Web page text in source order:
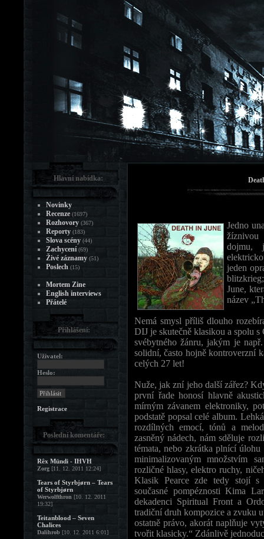
Jedno
žíznivou
dojmu,
jeden
June,
název
Nemá smysl příliš dlouho
DIJ je skutečně klasikou a spolu
svébytného žánru, jakým je
solidní, často hojně kontroverzní
celých 27 let!
Nuže, jak zní jeho další zářez?
první řade honosí hlavně
mírným závanem elektroniky,
podstatě popsal celé album.
rozdílných emocí, tónů a
zasněný nádech, nám sděluje
témata, nebo zkrátka plnící
minimalizovaným množstvím
rozličné hlasy, elektro ruchy,
Klasik Pearce zde tedy stojí s
současné pompéznosti Kima
dekadenci Spiritual Front a
tradiční druh kompozice a zvuku
ostatně právo, akorát naplňuje
tvořit klasicky.“ Zdánlivě
Hlavní nabídka:
Novinky
Recenze (1697)
Rozhovory (367)
Reporty (183)
Slova scény (44)
Zachycení (69)
Živé záznamy (51)
Poslech (15)
Mortem Zine
English interviews
Přátelé
Přihlášení:
Uživatel:
Heslo:
Registrace
Poslední komentáře:
Rêx Mündi - IHVH
Zorg [11. 12. 2011 12:24]
Tears of Styrbjørn – Tears
of Styrbjørn
Werwolfthron [10. 12. 2011
19:32]
Teitanblood – Seven
Chalices
Dalihrob [10. 12. 2011 6:01]